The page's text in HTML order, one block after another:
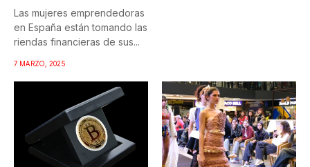
Las mujeres emprendedoras
en España están tomando las
riendas financieras de sus...
7 MARZO, 2025